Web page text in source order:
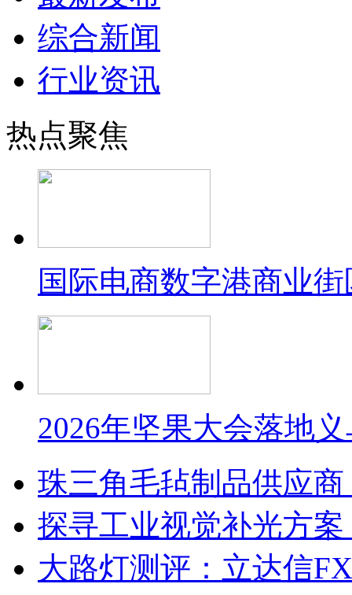
综合新闻
行业资讯
热点聚焦
国际电商数字港商业
2026年坚果大会落地
珠三角毛毡制品供应
探寻工业视觉补光方
大路灯测评：立达信